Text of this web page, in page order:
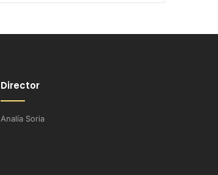
Director
Analía Soria